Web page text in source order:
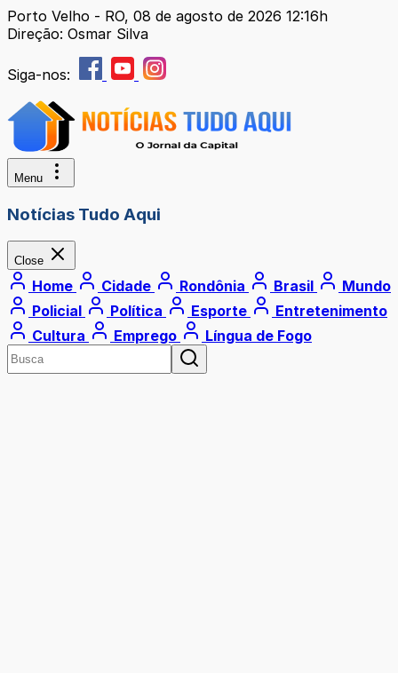
Porto Velho - RO, 08 de agosto de 2026 12:16h
Direção: Osmar Silva
Siga-nos:
Menu
Notícias Tudo Aqui
Close
Home Cidade Rondônia Brasil
Mundo
Policial
Política Esporte
Entretenimento
Cultura
Emprego Língua de Fogo